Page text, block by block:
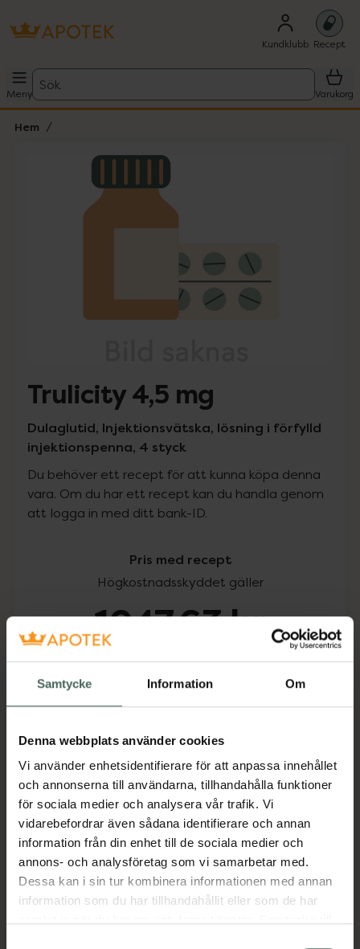
Samtycke Information Om
Denna webbplats använder cookies
Vi använder enhetsidentifierare för att anpassa innehållet
och annonserna till användarna, tillhandahålla funktioner
för sociala medier och analysera vår trafik. Vi
vidarebefordrar även sådana identifierare och annan
information från din enhet till de sociala medier och
annons- och analysföretag som vi samarbetar med.
Dessa kan i sin tur kombinera informationen med annan
information som du har tillhandahållit eller som de har
Kundklubb Recept
Meny
Sök
Varukorg
Hem
Lista: . Innehåller 1 objekt.
Trulicity 4,5 mg
Dulaglutid, Injektionsvätska, lösning i förfylld
injektionspenna, 4 styck
Du behöver ett recept för att kunna köpa denna
vara. Om du har ett recept kan du handla genom
att logga in med ditt bank-ID.
Pris med recept
Högkostnadsskyddet gäller
1047,63 kr
Aktuella erbjudanden
Beskrivning
Läs alltid bipacksedeln innan
användning.